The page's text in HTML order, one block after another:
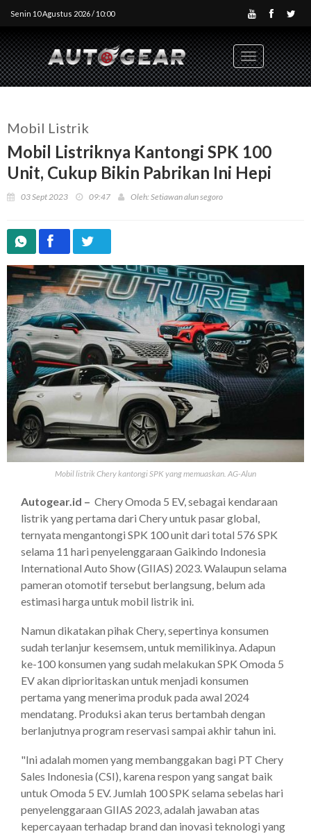
Senin 10 Agustus 2026 / 10:00
Toggle
navigation
Mobil Listrik
Mobil Listriknya Kantongi SPK 100
Unit, Cukup Bikin Pabrikan Ini Hepi
03 Sept 2023 09:47 Oleh: Setiawan alun segoro
Mobil listrik Chery kantongi SPK yang memuaskan. AG-Alun
Autogear.id – Chery Omoda 5 EV, sebagai kendaraan
listrik yang pertama dari Chery untuk pasar global,
ternyata mengantongi SPK 100 unit dari total 576 SPK
selama 11 hari penyelenggaraan Gaikindo Indonesia
International Auto Show (GIIAS) 2023. Walaupun selama
pameran otomotif tersebut berlangsung, belum ada
estimasi harga untuk mobil listrik ini.
Namun dikatakan pihak Chery, sepertinya konsumen
sudah terlanjur kesemsem, untuk memilikinya. Adapun
ke-100 konsumen yang sudah melakukan SPK Omoda 5
EV akan diprioritaskan untuk menjadi konsumen
pertama yang menerima produk pada awal 2024
mendatang. Produksi akan terus bertambah dengan
berlanjutnya program reservasi sampai akhir tahun ini.
"Ini adalah momen yang membanggakan bagi PT Chery
Sales Indonesia (CSI), karena respon yang sangat baik
untuk Omoda 5 EV. Jumlah 100 SPK selama sebelas hari
penyelenggaraan GIIAS 2023, adalah jawaban atas
kepercayaan terhadap brand dan inovasi teknologi yang